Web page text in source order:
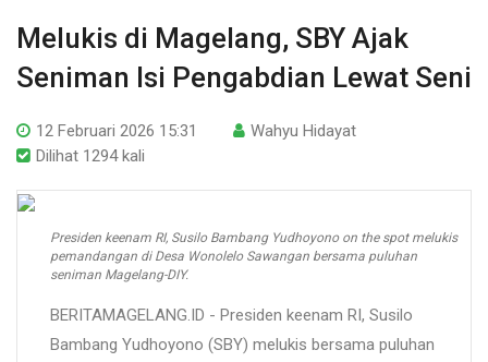
Melukis di Magelang, SBY Ajak
Seniman Isi Pengabdian Lewat Seni
12 Februari 2026 15:31
Wahyu Hidayat
Dilihat 1294 kali
Presiden keenam RI, Susilo Bambang Yudhoyono on the spot melukis
pemandangan di Desa Wonolelo Sawangan bersama puluhan
seniman Magelang-DIY.
BERITAMAGELANG.ID - Presiden keenam RI, Susilo
Bambang Yudhoyono (SBY) melukis bersama puluhan